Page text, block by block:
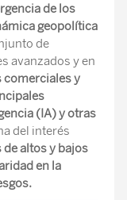
de los
geopolítica
de
avanzados y en
comerciales y
(IA) y otras
del interés
de altos y bajos
en la